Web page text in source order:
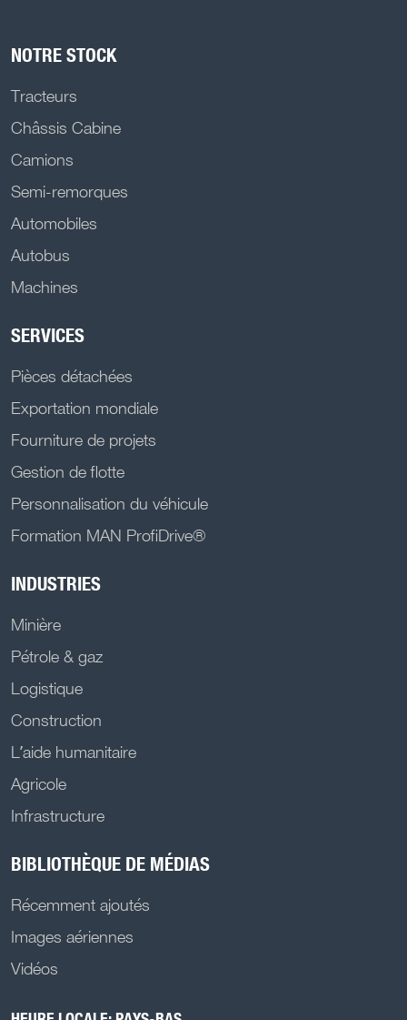
NOTRE STOCK
Tracteurs
Châssis Cabine
Camions
Semi-remorques
Automobiles
Autobus
Machines
SERVICES
Pièces détachées
Exportation mondiale
Fourniture de projets
Gestion de flotte
Personnalisation du véhicule
Formation MAN ProfiDrive®
INDUSTRIES
Minière
Pétrole & gaz
Logistique
Construction
L’aide humanitaire
Agricole
Infrastructure
BIBLIOTHÈQUE DE MÉDIAS
Récemment ajoutés
Images aériennes
Vidéos